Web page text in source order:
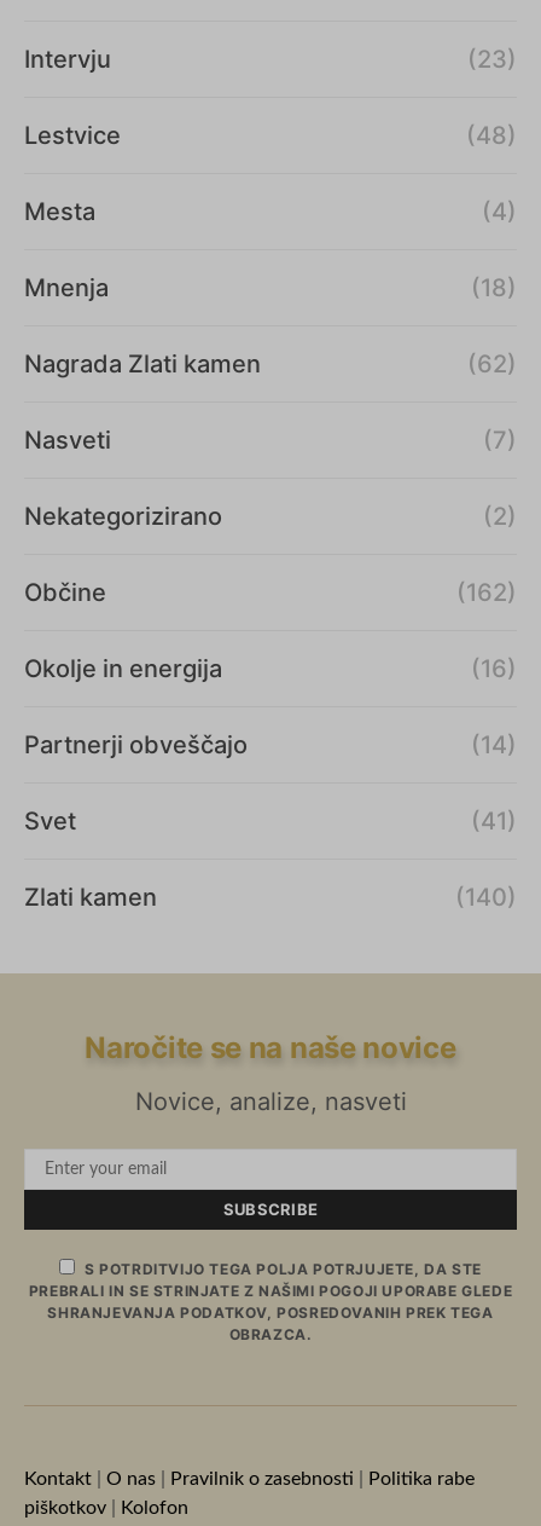
Intervju (23)
Lestvice (48)
Mesta (4)
Mnenja (18)
Nagrada Zlati kamen (62)
Nasveti (7)
Nekategorizirano (2)
Občine (162)
Okolje in energija (16)
Partnerji obveščajo (14)
Svet (41)
Zlati kamen (140)
Naročite se na naše novice
Novice, analize, nasveti
SUBSCRIBE
S POTRDITVIJO TEGA POLJA POTRJUJETE, DA STE
PREBRALI IN SE STRINJATE Z NAŠIMI POGOJI UPORABE GLEDE
SHRANJEVANJA PODATKOV, POSREDOVANIH PREK TEGA
OBRAZCA.
Kontakt O nas Pravilnik o zasebnosti
Politika rabe
piškotkov
Kolofon